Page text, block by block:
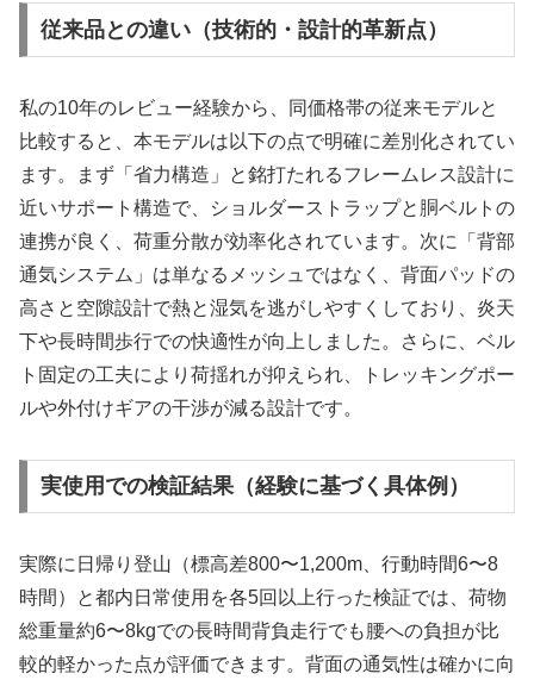
従来品との違い（技術的・設計的革新点）
私の10年のレビュー経験から、同価格帯の従来モデルと
比較すると、本モデルは以下の点で明確に差別化されてい
ます。まず「省力構造」と銘打たれるフレームレス設計に
近いサポート構造で、ショルダーストラップと胴ベルトの
連携が良く、荷重分散が効率化されています。次に「背部
通気システム」は単なるメッシュではなく、背面パッドの
高さと空隙設計で熱と湿気を逃がしやすくしており、炎天
下や長時間歩行での快適性が向上しました。さらに、ベル
ト固定の工夫により荷揺れが抑えられ、トレッキングポー
ルや外付けギアの干渉が減る設計です。
実使用での検証結果（経験に基づく具体例）
実際に日帰り登山（標高差800〜1,200m、行動時間6〜8
時間）と都内日常使用を各5回以上行った検証では、荷物
総重量約6〜8kgでの長時間背負走行でも腰への負担が比
較的軽かった点が評価できます。背面の通気性は確かに向